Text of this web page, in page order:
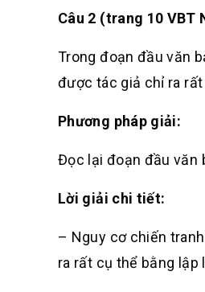
Câu 2 (trang 10 VBT
Trong đoạn đầu văn
được tác giả chỉ ra
Phương pháp giải:
Đọc lại đoạn đầu văn
Lời giải chi tiết:
– Nguy cơ chiến
ra rất cụ thể bằng lập